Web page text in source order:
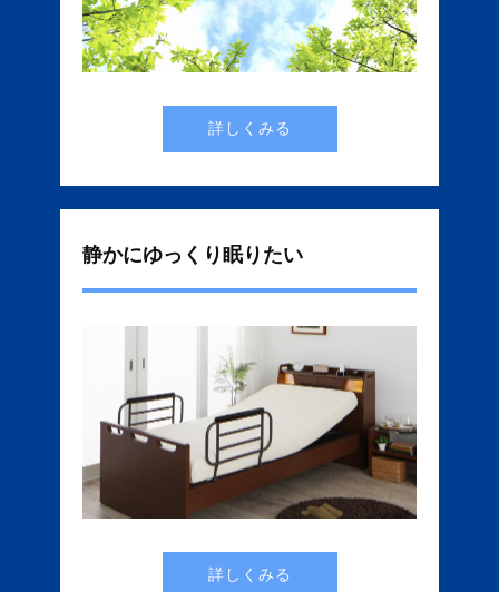
詳しくみる
静かにゆっくり眠りたい
詳しくみる